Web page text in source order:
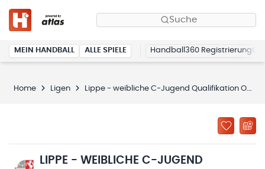
Suche
MEIN HANDBALL ALLE SPIELE Handball360 Registrierung
Home Ligen Lippe - weibliche C-Jugend Qualifikation OWL
LIPPE - WEIBLICHE C-JUGEND